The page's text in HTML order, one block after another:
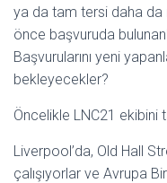
ya da tam tersi daha da
önce başvuruda
Başvurularını yeni
bekleyecekler?
Öncelikle LNC21 ekibini
Liverpool’da, Old Hall
çalışıyorlar ve Avrupa